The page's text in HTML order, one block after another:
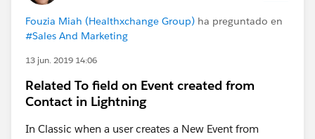
Fouzia Miah (Healthxchange Group) ha preguntado en
#Sales And Marketing
13 jun. 2019 14:06
Related To field on Event created from
Contact in Lightning
In Classic when a user creates a New Event from